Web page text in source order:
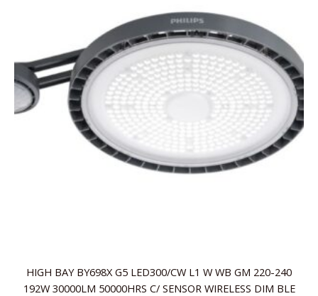
HIGH BAY BY698X G5 LED300/CW L1 W WB GM 220-240
192W 30000LM 50000HRS C/ SENSOR WIRELESS DIM BLE